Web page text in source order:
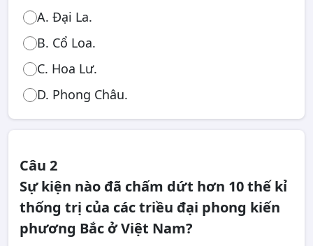
A. Đại La.
B. Cổ Loa.
C. Hoa Lư.
D. Phong Châu.
Câu 2
Sự kiện nào đã chấm dứt hơn 10 thế kỉ
thống trị của các triều đại phong kiến
phương Bắc ở Việt Nam?